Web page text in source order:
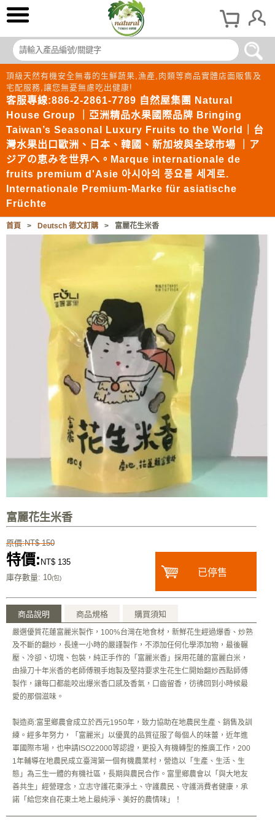
頂級天然有機安全無毒的生鮮蔬果,漁產,肉類等商品實體店面販售及
宅配服務,讓您無憂無慮吃出健康!
客服專線:886-2-2861-7789 自然屋集團 Natural
House Group ｜亞洲精品水果國際品牌 Bringing
Taiwan’s Seasonal Luxury Fruits to the World｜台
灣水果出口歐洲、日本、韓國、新加坡與全球市場 ｜ア
ジアの恵みを世界へ。Marque internationale de
fruits premium d'Asie 아시아의 풍요를 세계로.
Internationale Premium-Marke für asiatische
Früchte
首頁 > Deutsch 德文訂購 > 富麗花生米香
富麗花生米香
原價:NT$ 150
特價: NT$ 135
庫存數量: 10(包)
已停售
商品說明 商品規格 購買須知
嚴選優質花蓮富麗米製作，100%台灣在地食材，新鮮花生經過爆香、炒熟
及不斷的翻炒，長達一小時的嚴謹製作，不添加任何化學添加物，最後輾
壓、冷卻、切塊、包裝，純正手作的「富麗米香」採用花蓮的富麗白米，
由操刀十年米香的老師傅親手炮製及堅持要求生花生仁開始翻炒西點師傅
製作，讓每口都能咬出爆米香口感及香氣，口齒留香，彷彿回到小時候最
愛的那個滋味。
製造商:富里鄉農會成立於西元1950年，致力協助在地農民生產、銷售及訓
練。經多年努力，「富麗米」以優異的品質征服了每個人的味蕾，近年進
軍國際市場，也申請ISO22000等認證，更投入有機轉型的推廣工作，200
1年輔導在地農民成立臺灣第一個有機農業村，營造以「生產、生活、生
態」為三生一體的有機社區，長期與農民合作。富里鄉農會以「與大地友
善共生」經營理念，立志守護花東淨土、守護農民、守護消費者健康，承
諾「給您來自花東土地上最純淨、美好的農情味」！